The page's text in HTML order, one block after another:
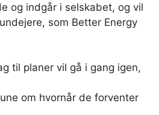
og indgår i selskabet, og vil
som Better Energy
til planer vil gå i gang igen,
om hvornår de forventer